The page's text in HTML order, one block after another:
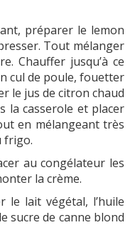
préparer le lemon
Tout mélanger
Chauffer jusqu’à ce
cul de poule, fouetter
le jus de citron chaud
la casserole et placer
en mélangeant très
frigo.
au congélateur les
la crème.
le lait végétal, l’huile
sucre de canne blond